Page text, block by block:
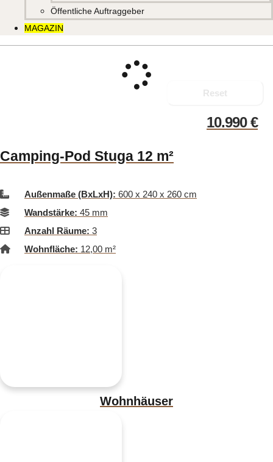
Öffentliche Auftraggeber
MAGAZIN
Reset
10.990€
Camping-Pod Stuga 12 m²
Außenmaße (BxLxH): 600 x 240 x 260 cm
Wandstärke: 45 mm
Anzahl Räume: 3
Wohnfläche: 12,00 m²
Wohnhäuser